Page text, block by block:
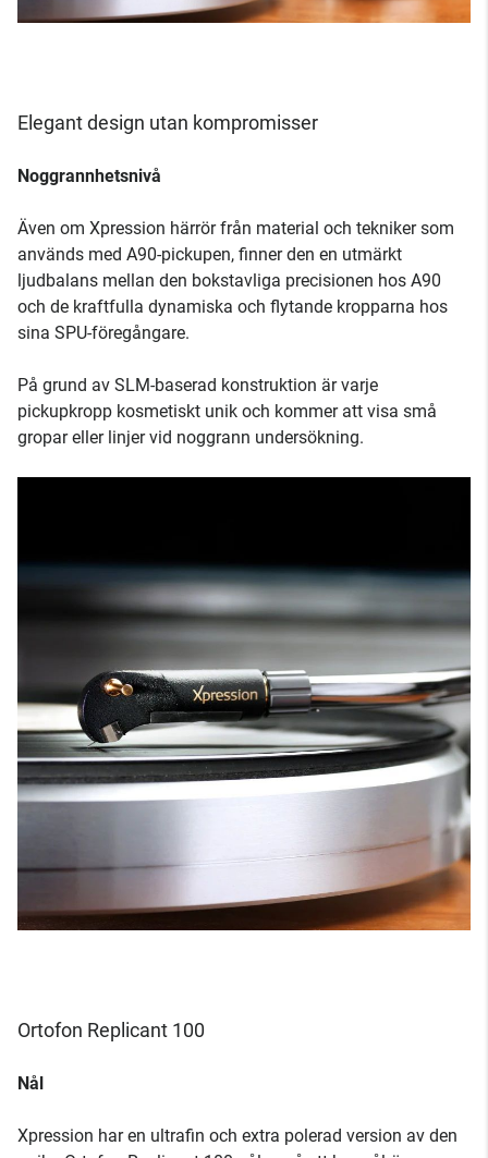
Elegant design utan kompromisser
Noggrannhetsnivå
Även om Xpression härrör från material och tekniker som
används med A90-pickupen, finner den en utmärkt
ljudbalans mellan den bokstavliga precisionen hos A90
och de kraftfulla dynamiska och flytande kropparna hos
sina SPU-föregångare.
På grund av SLM-baserad konstruktion är varje
pickupkropp kosmetiskt unik och kommer att visa små
gropar eller linjer vid noggrann undersökning.
Ortofon Replicant 100
Nål
Xpression har en ultrafin och extra polerad version av den